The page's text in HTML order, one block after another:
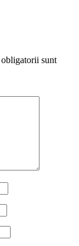
sunt